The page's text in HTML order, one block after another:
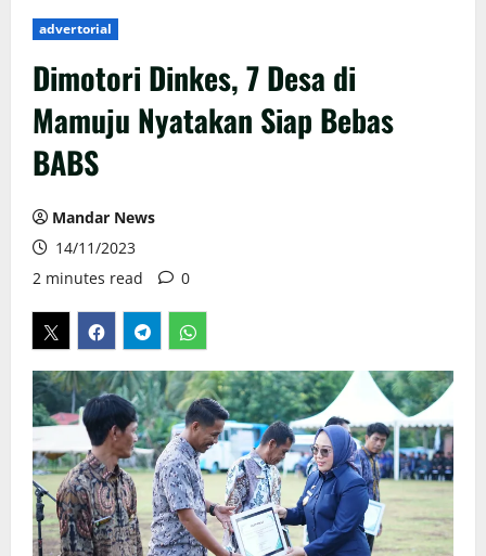
advertorial
Dimotori Dinkes, 7 Desa di
Mamuju Nyatakan Siap Bebas
BABS
Mandar News
14/11/2023
2 minutes read
0